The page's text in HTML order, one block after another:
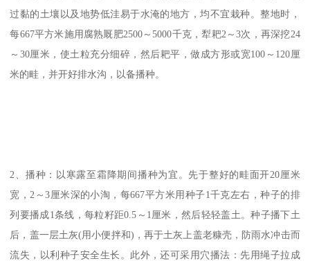
过黏的土壤以及地势低洼易于水淹的地方，均不宜栽种。整地时，
每667平方米施用腐熟厩肥2500～5000千克，犁耙2～3次，再深挖24
～30厘米，使土粒充分细碎，然后耙平，做成方形或宽100～120厘
米的畦，并开好排水沟，以备播种。
2、播种：以寒露至霜降期间播种为宜。先于整好的畦面开20厘米
宽，2～3厘米深的小淘，每667平方米用种子1千克左右，种子的排
列要播成1条线，每粒籽距0.5～1厘米，然后轻轻盖土。种子播下土
后，盖一层土灰(用小便拌和)，再于土灰上盖老糠壳，防雨水冲击而
流失，以利种子安全生长。此外，还可采用穴播法：先用绳子拉成